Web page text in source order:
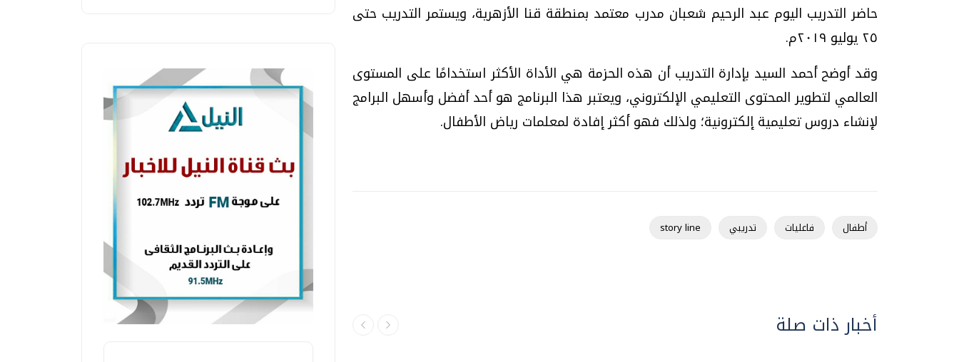
حاضر التدريب اليوم عبد الرحيم شعبان مدرب معتمد بمنطقة قنا الأزهرية، ويستمر التدريب حتى
٢٥ يوليو ٢٠١٩م.
وقد أوضح أحمد السيد بإدارة التدريب أن هذه الحزمة هي الأداة الأكثر استخدامًا على المستوى
العالمي لتطوير المحتوى التعليمي الإلكتروني، ويعتبر هذا البرنامج هو أحد أفضل وأسهل البرامج
لإنشاء دروس تعليمية إلكترونية؛ ولذلك فهو أكثر إفادة لمعلمات رياض الأطفال.
أطفال فاعليات تدريبي story line
أخبار ذات صلة